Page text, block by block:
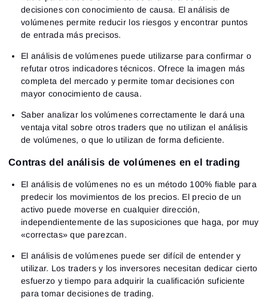
decisiones con conocimiento de causa. El análisis de
volúmenes permite reducir los riesgos y encontrar puntos
de entrada más precisos.
El análisis de volúmenes puede utilizarse para confirmar o
refutar otros indicadores técnicos. Ofrece la imagen más
completa del mercado y permite tomar decisiones con
mayor conocimiento de causa.
Saber analizar los volúmenes correctamente le dará una
ventaja vital sobre otros traders que no utilizan el análisis
de volúmenes, o que lo utilizan de forma deficiente.
Contras del análisis de volúmenes en el trading
El análisis de volúmenes no es un método 100% fiable para
predecir los movimientos de los precios. El precio de un
activo puede moverse en cualquier dirección,
independientemente de las suposiciones que haga, por muy
«correctas» que parezcan.
El análisis de volúmenes puede ser difícil de entender y
utilizar. Los traders y los inversores necesitan dedicar cierto
esfuerzo y tiempo para adquirir la cualificación suficiente
para tomar decisiones de trading.